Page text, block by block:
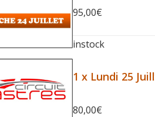
95,00€
instock
1 x Lundi 25
80,00€